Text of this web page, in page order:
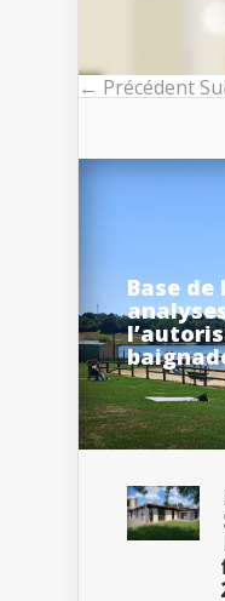
← Précédent
Base de